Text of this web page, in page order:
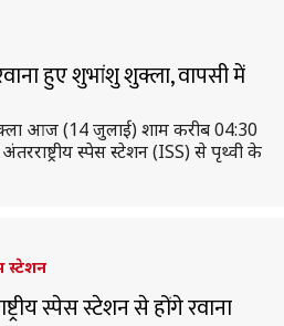
हुए शुभांशु शुक्ला, वापसी में
शुक्ला आज (14 जुलाई) शाम करीब 04:30
स्पेस स्टेशन (ISS) से पृथ्वी के
स्टेशन
स्पेस स्टेशन से होंगे रवाना